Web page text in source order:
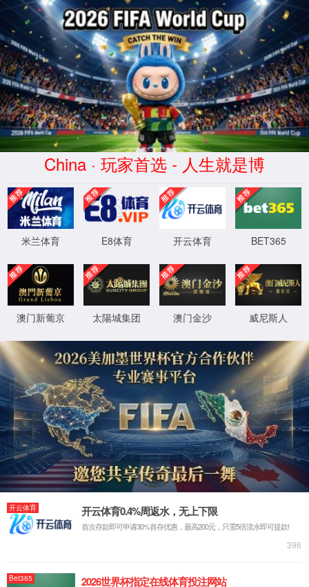
金沙js93252(Macau)集团有
股票代码 300292
首页
射频基础连接 光连接 新能源连接
射频连接
通讯天线